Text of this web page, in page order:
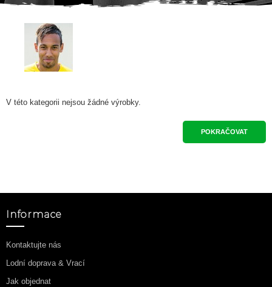
V této kategorii nejsou žádné výrobky.
POKRAČOVAT
Informace
Kontaktujte nás
Lodní doprava & Vrací
Jak objednat